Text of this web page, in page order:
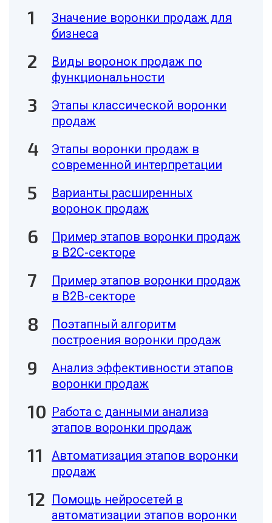
Значение воронки продаж для
бизнеса
Виды воронок продаж по
функциональности
Этапы классической воронки
продаж
Этапы воронки продаж в
современной интерпретации
Варианты расширенных
воронок продаж
Пример этапов воронки продаж
в B2C-секторе
Пример этапов воронки продаж
в B2B-секторе
Поэтапный алгоритм
построения воронки продаж
Анализ эффективности этапов
воронки продаж
Работа с данными анализа
этапов воронки продаж
Автоматизация этапов воронки
продаж
Помощь нейросетей в
автоматизации этапов воронки